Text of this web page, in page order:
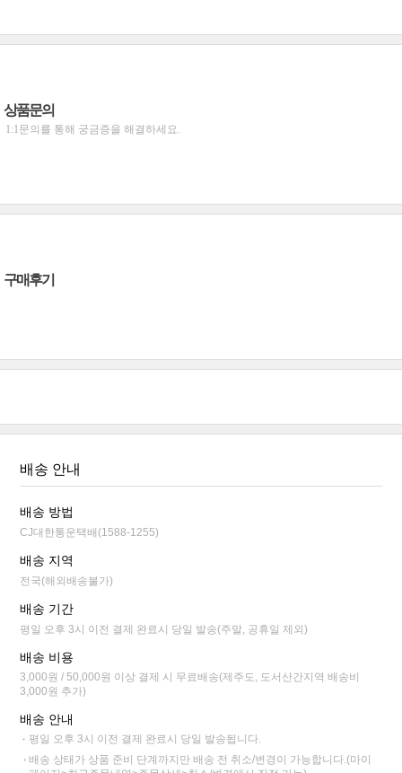
상품문의
1:1문의를 통해 궁금증을 해결하세요.
구매후기
배송 안내
배송 방법
CJ대한통운택배(1588-1255)
배송 지역
전국(해외배송불가)
배송 기간
평일 오후 3시 이전 결제 완료시 당일 발송(주말, 공휴일 제외)
배송 비용
3,000원 / 50,000원 이상 결제 시 무료배송(제주도, 도서산간지역 배송비
3,000원 추가)
배송 안내
평일 오후 3시 이전 결제 완료시 당일 발송됩니다.
배송 상태가 상품 준비 단계까지만 배송 전 취소/변경이 가능합니다.(마이